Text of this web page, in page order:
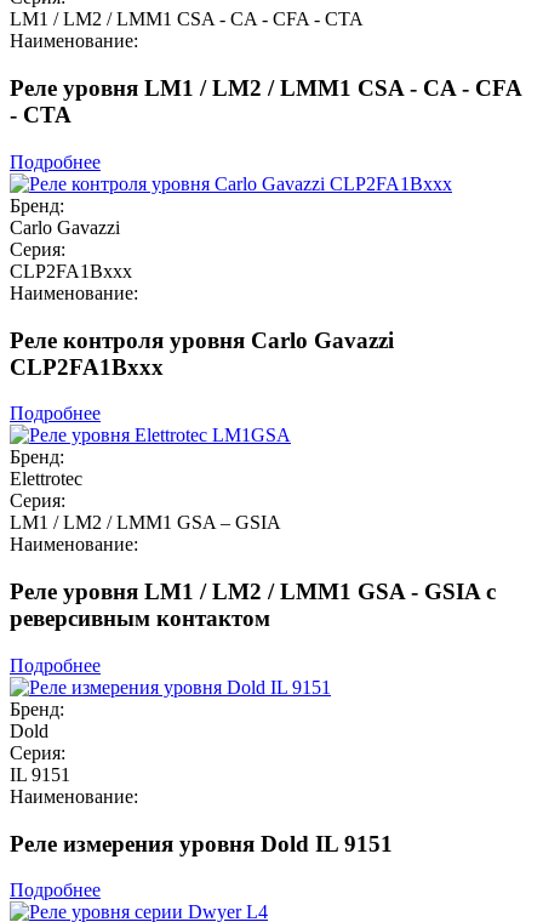
LM1 / LM2 / LMM1 CSA - CA - CFA - CTA
Наименование:
Реле уровня LM1 / LM2 / LMM1 CSA - CA - CFA
- CTA
Подробнее
Бренд:
Carlo Gavazzi
Серия:
CLP2FA1Bxxx
Наименование:
Реле контроля уровня Carlo Gavazzi
CLP2FA1Bxxx
Подробнее
Бренд:
Elettrotec
Серия:
LM1 / LM2 / LMM1 GSA – GSIA
Наименование:
Реле уровня LM1 / LM2 / LMM1 GSA - GSIA с
реверсивным контактом
Подробнее
Бренд:
Dold
Серия:
IL 9151
Наименование:
Реле измерения уровня Dold IL 9151
Подробнее